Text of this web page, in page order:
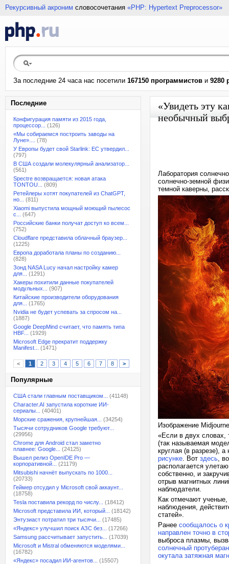
Рекурсивный акроним словосочетания «PHP: Hypertext Preprocessor»
За последние 24 часа нас посетили 167150 программистов и 9280
Последние
Конфигурация памяти из 2015 года,
процессор...
(126)
«Мы собираемся построить заводы на
Луне»....
(78)
У Европы будет свой Starlink: ЕС утвердил...
(797)
В США создали молекулярный анализатор...
(561)
Spectre возвращается: новая атака
TONTOU...
(809)
Ретейлеры хотят покупателей из ChatGPT,
но...
(811)
Xiaomi выпустила мощный моющий пылесос
с...
(647)
Российские банки получат доступ ко всем...
(752)
Cloudflare представила облачный браузер...
(1225)
Европа доработала планы по созданию...
(828)
Зонд NASA Lucy начал настройку камер
для...
(1291)
Хакеры похитили данные покупателей
модульных...
(907)
Китайские производители оборудования
для...
(1765)
Nvidia не будет успевать за спросом на...
(1887)
Google DeepMind считает, что память типа
HBF...
(1929)
Microsoft Edge прекратит поддержку
Manifest...
(1471)
< 1 2 3 4 5 6 7 8 >
Популярные
США стали главным поставщиком...
(41148)
Character.AI запустила короткие ИИ-
сериалы...
(40401)
Морские сражения, крупнейшая...
(34254)
Тысячи сотрудников Google требуют...
(29956)
Chrome для Android стал заметно
плавнее: Google...
(24125)
Вышел релиз OpenIDE Pro —
корпоративной...
(21179)
Mitsubishi начнёт выпускать по 1000...
(20733)
Геймер отсудил у Microsoft свой аккаунт...
(18758)
Tesla поставила рекорд по числу...
(18412)
Microsoft представила ИИ, который...
(18142)
Энтузиаст потратил три тысячи...
(17485)
«Яндекс» улучшил поиск АЗС без...
(17266)
Samsung рассчитывает запустить...
(17039)
Microsoft и Mistral обменяются моделями...
(16782)
«Яндекс» посадил ИИ-агентов...
(15507)
«Увидеть эту
необычный
Лаборатория
солнечно-земной
темной каверны,
Изображение
«Если в двух словах,
(так называемая
круглая (в разрезе),
рисунке. Вот здесь,
располагается
собственно, и
отрыв магнитных
наблюдатели.
Как отмечают
наблюдения,
статей».
Ранее сообщалось о
направлен точно в
выброса плазмы,
солнечный
окутала затяжная